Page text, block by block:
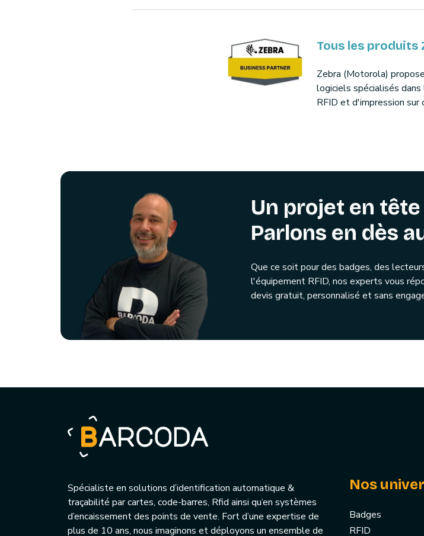
Tous les produits
Zebra (Motorola)
logiciels spécialisés
RFID et d'impression sur
Un projet en tête
Parlons en dès
Que ce soit pour des badges, des
l'équipement RFID, nos experts vous
devis gratuit, personnalisé et sans
Spécialiste en solutions d’identification automatique &
traçabilité par cartes, code-barres, Rfid ainsi qu’en systèmes
d’encaissement des points de vente. Fort d’une expertise de
plus de 10 ans, nous imaginons et déployons un ensemble de
Nos
Badges
RFID